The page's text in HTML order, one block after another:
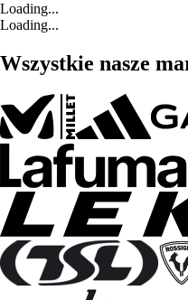
Loading...
Loading...
Wszystkie nasze